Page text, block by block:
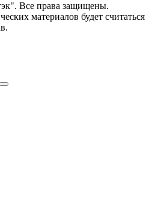
Все права защищены.
материалов будет считаться